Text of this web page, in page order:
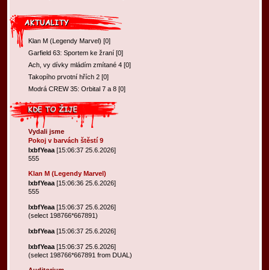
Klan M (Legendy Marvel) [0]
Garfield 63: Sportem ke žraní [0]
Ach, vy dívky mládím zmítané 4 [0]
Takopího prvotní hřích 2 [0]
Modrá CREW 35: Orbital 7 a 8 [0]
Vydali jsme
Pokoj v barvách štěstí 9
lxbfYeaa [15:06:37 25.6.2026]
555
Klan M (Legendy Marvel)
lxbfYeaa [15:06:36 25.6.2026]
555
lxbfYeaa [15:06:37 25.6.2026]
(select 198766*667891)
lxbfYeaa [15:06:37 25.6.2026]
lxbfYeaa [15:06:37 25.6.2026]
(select 198766*667891 from DUAL)